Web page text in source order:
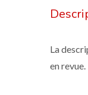
La
en revue.